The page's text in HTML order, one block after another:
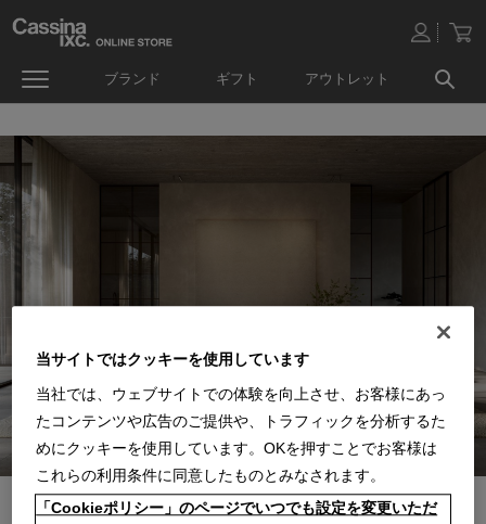
ブランド ギフト アウトレット
当サイトではクッキーを使用しています
当社では、ウェブサイトでの体験を向上させ、お客様にあっ
たコンテンツや広告のご提供や、トラフィックを分析するた
めにクッキーを使用しています。OKを押すことでお客様は
これらの利用条件に同意したものとみなされます。
「Cookieポリシー」のページでいつでも設定を変更いただ